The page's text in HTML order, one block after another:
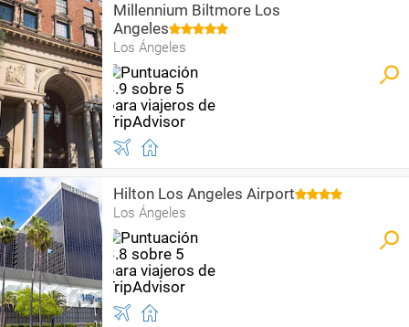
Millennium Biltmore Los
Angeles
Los Ángeles
Hilton Los Angeles Airport
Los Ángeles